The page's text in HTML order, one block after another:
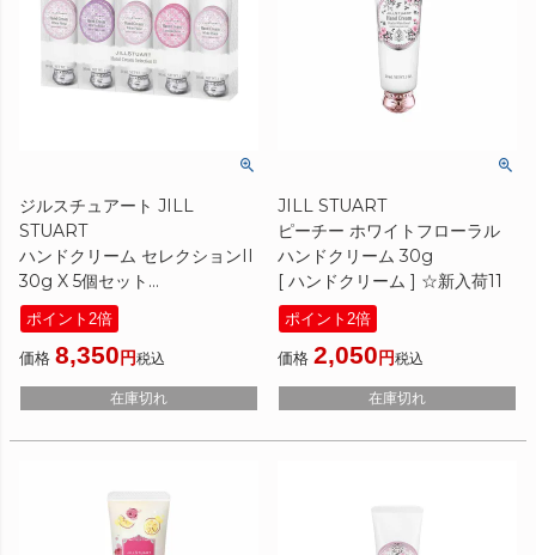
ジルスチュアート JILL
STUART
ハンドクリーム セレクションII
30g X 5個セット
[ ハンドクリーム・ケア ] 国内
未発売 プレゼント ギフト
ポイント2倍
価格 8,350 税込
在庫切れ
JILL STUART
ピーチー ホワイトフローラル
ハンドクリーム 30g
[ ハンドクリーム ] ☆新入荷11
ポイント2倍
価格 2,050 税込
在庫切れ